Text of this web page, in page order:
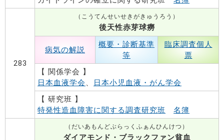
283
（こうてんせいせきがきゅうろう）
後天性赤芽球癆
病気の解説
概要・診断基準
等
臨床調査個人
票
【 関係学会 】
日本血液学会 、
日本小児血液・がん学会
【 研究班 】
特発性造血障害に関する調査研究班
名簿
（だいあもんどぶらっくふぁんひんけつ）
ダイアモンド・ブラックファン貧血